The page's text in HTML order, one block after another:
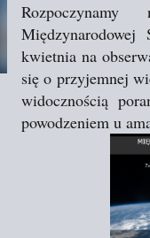
kwietnia na
się o przyjemnej
widocznością
powodzeniem u